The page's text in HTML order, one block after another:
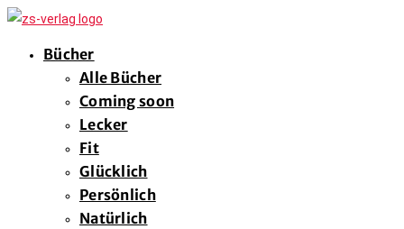
Bücher
Alle Bücher
Coming soon
Lecker
Fit
Glücklich
Persönlich
Natürlich